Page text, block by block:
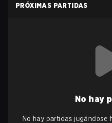
PRÓXIMAS PARTIDAS
No hay
No hay partidas jugándose